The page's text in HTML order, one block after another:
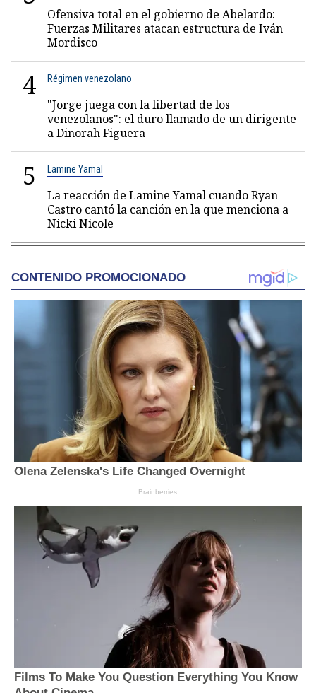
Ofensiva total en el gobierno de Abelardo:
Fuerzas Militares atacan estructura de Iván
Mordisco
4 Régimen venezolano
"Jorge juega con la libertad de los
venezolanos": el duro llamado de un dirigente
a Dinorah Figuera
5 Lamine Yamal
La reacción de Lamine Yamal cuando Ryan
Castro cantó la canción en la que menciona a
Nicki Nicole